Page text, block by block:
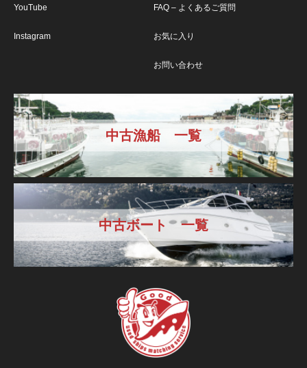
YouTube
Instagram
FAQ – よくあるご質問
お気に入り
お問い合わせ
中古漁船 一覧
中古ボート 一覧